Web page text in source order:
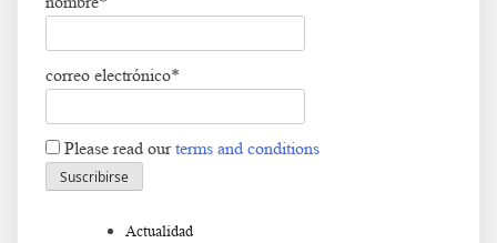
correo electrónico*
Please read ourterms and conditions
Actualidad